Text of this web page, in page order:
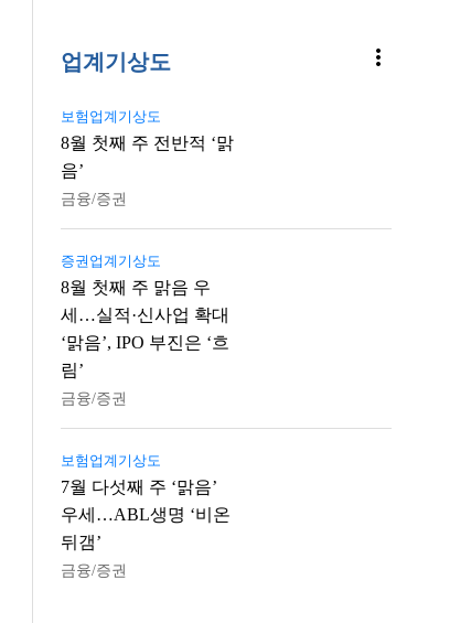
업계기상도 more_vert
보험업계기상도
8월 첫째 주 전반적 ‘맑
음’
금융/증권
증권업계기상도
8월 첫째 주 맑음 우
세…실적·신사업 확대
‘맑음’, IPO 부진은 ‘흐
림’
금융/증권
보험업계기상도
7월 다섯째 주 ‘맑음’
우세…ABL생명 ‘비온
뒤갬’
금융/증권